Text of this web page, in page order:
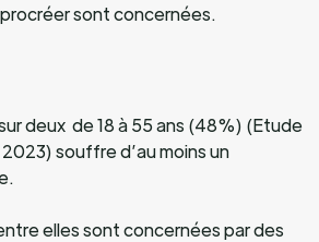
sont concernées.
deux de 18 à 55 ans (48%) (Etude
2023) souffre d’au moins un
elles sont concernées par des